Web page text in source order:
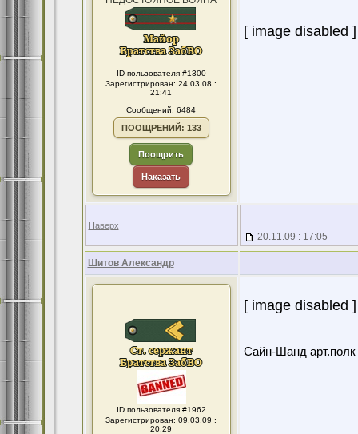
ID пользователя #1300
Зарегистрирован: 24.03.08 :
21:41
Сообщений: 6484
ПООЩРЕНИЙ: 133
Поощрить
Наказать
[ image disabled ]
Наверх
20.11.09 : 17:05
Шитов Александр
ID пользователя #1962
Зарегистрирован: 09.03.09 :
20:29
[ image disabled ]
Сайн-Шанд арт.полк